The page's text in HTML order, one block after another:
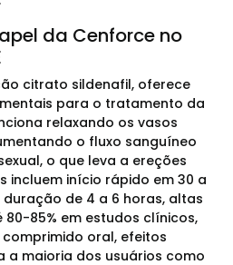
da Cenforce no
citrato sildenafil, oferece
para o tratamento da
relaxando os vasos
o fluxo sanguíneo
o que leva a ereções
incluem início rápido em 30 a
de 4 a 6 horas, altas
85% em estudos clínicos,
oral, efeitos
a maioria dos usuários como